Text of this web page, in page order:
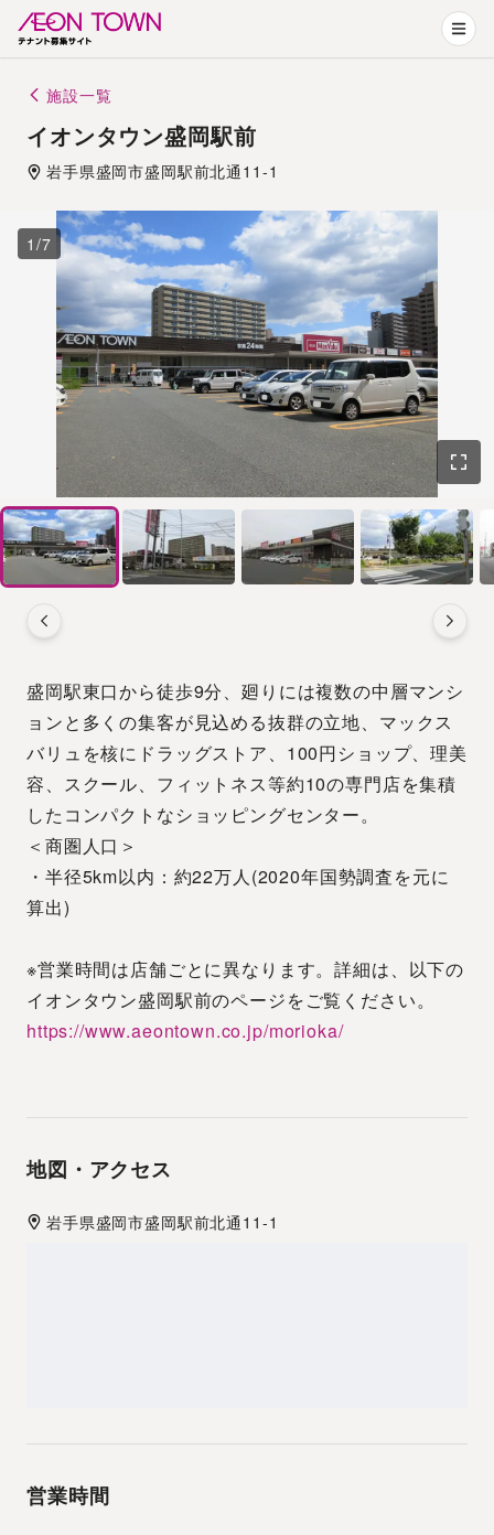
施設一覧
イオンタウン盛岡駅前
岩手県盛岡市盛岡駅前北通11-1
1 /7
盛岡駅東口から徒歩9分、廻りには複数の中層マンシ
ョンと多くの集客が見込める抜群の立地、マックス
バリュを核にドラッグストア、100円ショップ、理美
容、スクール、フィットネス等約10の専門店を集積
したコンパクトなショッピングセンター。
＜商圏人口＞
・半径5km以内：約22万人(2020年国勢調査を元に
算出)
※営業時間は店舗ごとに異なります。詳細は、以下の
イオンタウン盛岡駅前のページをご覧ください。
https://www.aeontown.co.jp/morioka/
地図・アクセス
岩手県盛岡市盛岡駅前北通11-1
営業時間